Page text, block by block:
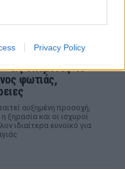
Privacy Policy
τις επόμενες 48
φωτιάς,
αυξημένη προσοχή,
και οι ισχυροί
ιδιαίτερα ευνοϊκό για